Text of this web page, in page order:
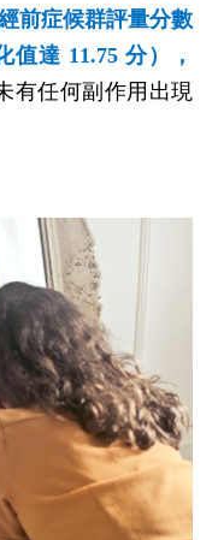
前症候群評量分數
值達 11.75 分），
有任何副作用出現